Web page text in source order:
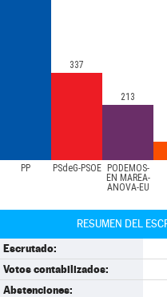
PP PSdeG-PSOE
PODEMOS-
EN MAREA-
ANOVA-EU
337
213
RESUMEN DEL
Escrutado:
Votos contabilizados:
Abstenciones: